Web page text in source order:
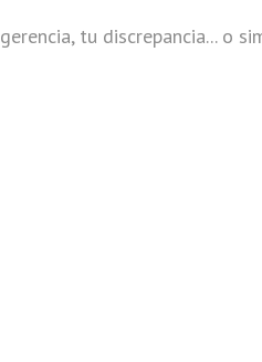
tu discrepancia... o